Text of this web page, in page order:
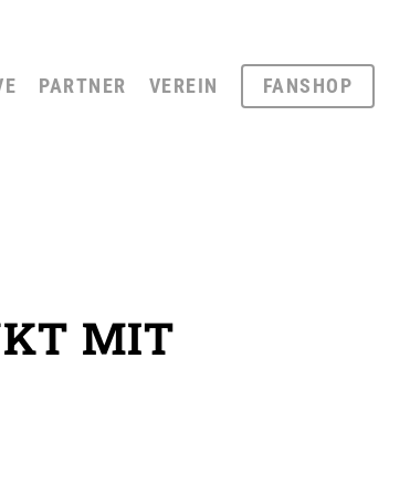
PARTNER VEREIN FANSHOP
MIT